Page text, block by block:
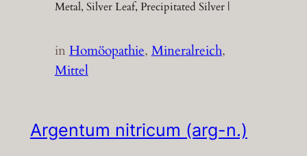
Metal, Silver Leaf, Precipitated Silver |
inHomöopathie, Mineralreich
Mittel
Argentum nitricum (arg-n.)